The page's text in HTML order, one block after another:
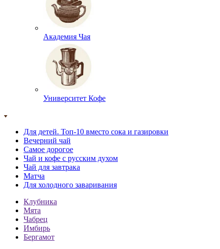
Академия Чая
Университет Кофе
Для детей. Топ-10 вместо сока и газировки
Вечерний чай
Самое дорогое
Чай и кофе с русским духом
Чай для завтрака
Матча
Для холодного заваривания
Клубника
Мята
Чабрец
Имбирь
Бергамот